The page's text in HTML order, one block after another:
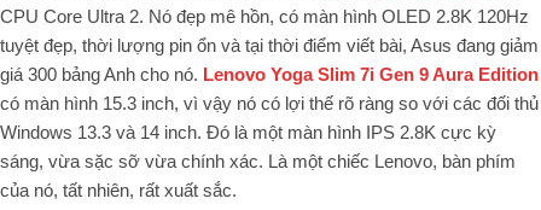
CPU Core Ultra 2. Nó đẹp mê hồn, có màn hình OLED 2.8K 120Hz
tuyệt đẹp, thời lượng pin ổn và tại thời điểm viết bài, Asus đang giảm
giá 300 bảng Anh cho nó. Lenovo Yoga Slim 7i Gen 9 Aura Edition
có màn hình 15.3 inch, vì vậy nó có lợi thế rõ ràng so với các đối thủ
Windows 13.3 và 14 inch. Đó là một màn hình IPS 2.8K cực kỳ
sáng, vừa sặc sỡ vừa chính xác. Là một chiếc Lenovo, bàn phím
của nó, tất nhiên, rất xuất sắc.